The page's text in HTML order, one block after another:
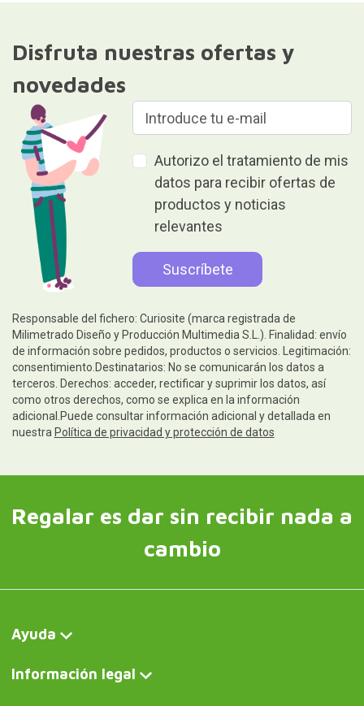
Disfruta nuestras ofertas y
novedades
Autorizo el tratamiento de mis
datos para recibir ofertas de
productos y noticias
relevantes
Responsable del fichero: Curiosite (marca registrada de
Milimetrado Diseño y Producción Multimedia S.L.). Finalidad: envío
de información sobre pedidos, productos o servicios. Legitimación:
consentimiento.Destinatarios: No se comunicarán los datos a
terceros. Derechos: acceder, rectificar y suprimir los datos, así
como otros derechos, como se explica en la información
adicional.Puede consultar información adicional y detallada en
nuestra Política de privacidad y protección de datos
Regalar es dar sin recibir nada a
cambio
Ayuda
Información legal